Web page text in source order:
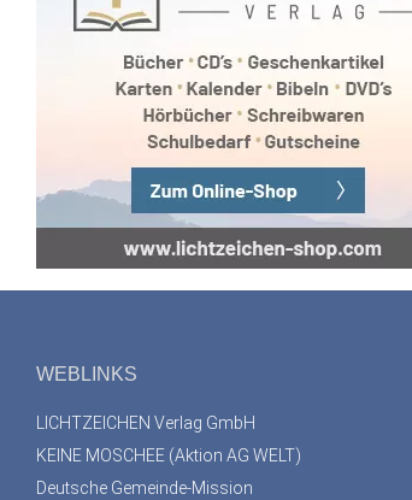
WEBLINKS
LICHTZEICHEN Verlag GmbH
KEINE MOSCHEE (Aktion AG WELT)
Deutsche Gemeinde-Mission